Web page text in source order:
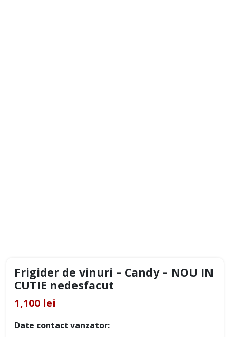
Frigider de vinuri – Candy – NOU IN
CUTIE nedesfacut
1,100 lei
Date contact vanzator: